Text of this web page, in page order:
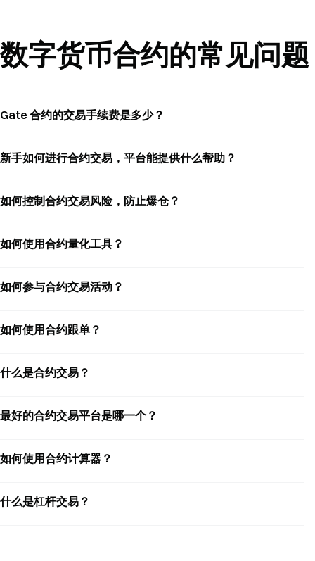
数字货币合约的常见问题
Gate 合约的交易手续费是多少？
新手如何进行合约交易，平台能提供什么帮助？
如何控制合约交易风险，防止爆仓？
如何使用合约量化工具？
如何参与合约交易活动？
如何使用合约跟单？
什么是合约交易？
最好的合约交易平台是哪一个？
如何使用合约计算器？
什么是杠杆交易？